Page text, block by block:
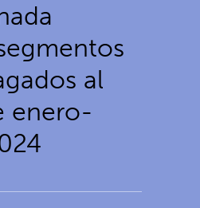
al
enero-